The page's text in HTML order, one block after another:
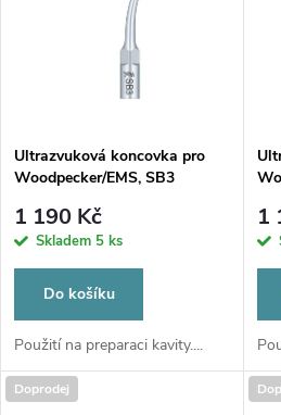
Ultrazvuková koncovka pro
Woodpecker/EMS, SB3
1 190 Kč
Skladem 5 ks
Do košíku
Použití na preparaci kavity....
1
Doprodej